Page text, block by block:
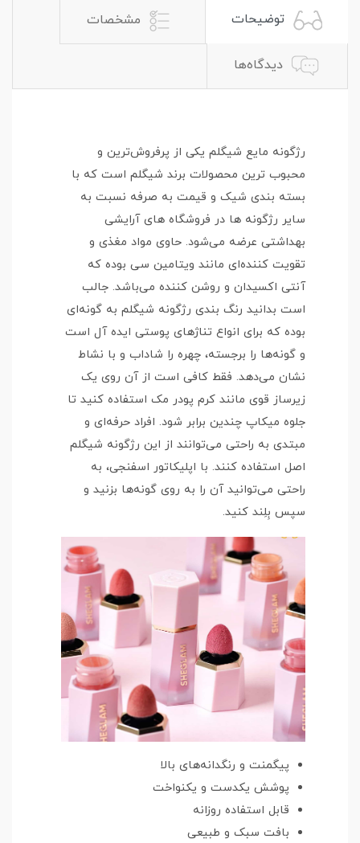
توضیحات مشخصات
دیدگاه‌ها
رژگونه مایع شیگلم یکی از پرفروش‌ترین و
محبوب‌ ترین محصولات برند شیگلم است که با
بسته بندی شیک و قیمت به صرفه نسبت به
سایر رژگونه‌ ها در فروشگاه‌ های آرایشی
بهداشتی عرضه می‌شود. حاوی مواد مغذی و
تقویت کننده‌ای مانند ویتامین سی بوده که
آنتی اکسیدان و روشن کننده می‌باشد. جالب
است بدانید رنگ بندی رژگونه شیگلم به گونه‌ای
بوده که برای انواع تناژ‌های پوستی ایده آل است
و گونه‌ها را برجسته، چهره را شاداب و با نشاط
نشان می‌دهد. فقط کافی است از آن روی یک
زیرساز قوی مانند کرم پودر مک استفاده کنید تا
جلوه میکاپ چندین برابر شود. افراد حرفه‌ای و
مبتدی به راحتی می‌توانند از این رژگونه شیگلم
اصل استفاده کنند. با اپلیکاتور اسفنجی، به
راحتی می‌توانید آن را به روی گونه‌ها بزنید و
سپس بِلِند کنید.
پیگمنت و رنگدانه‌های بالا
پوشش یکدست و یکنواخت
قابل استفاده روزانه
بافت سبک و طبیعی